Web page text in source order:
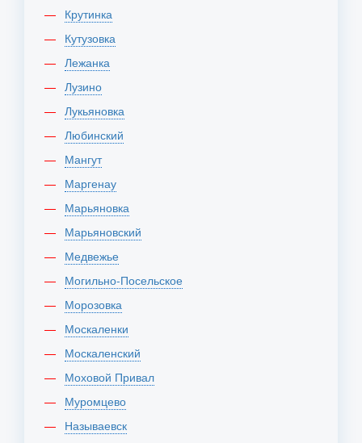
Крутинка
Кутузовка
Лежанка
Лузино
Лукьяновка
Любинский
Мангут
Маргенау
Марьяновка
Марьяновский
Медвежье
Могильно-Посельское
Морозовка
Москаленки
Москаленский
Моховой Привал
Муромцево
Называевск